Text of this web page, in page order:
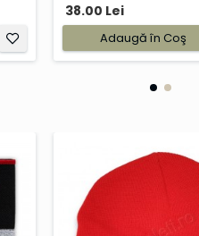
38.00 Lei
Adaugă în Coş